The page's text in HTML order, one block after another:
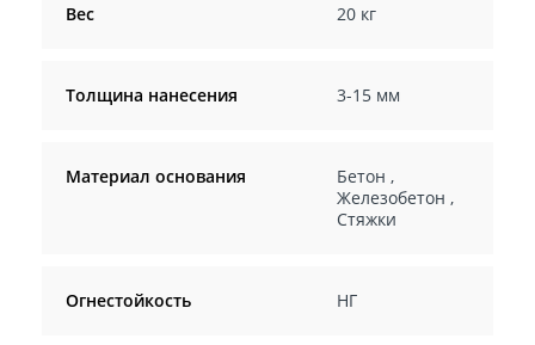
Вес 20 кг
Толщина нанесения 3-15 мм
Материал основания Бетон ,
Железобетон ,
Стяжки
Огнестойкость НГ